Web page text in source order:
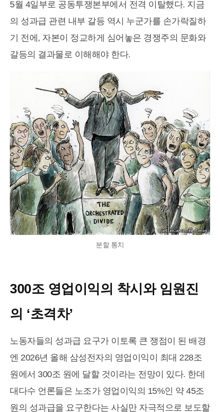
5월 4일부로 공동투쟁본부에서 전격 이탈했다. 지금
의 성과급 관련 내부 갈등 역시 누군가를 손가락질하
기 전에, 자본이 정교하게 심어놓은 경쟁주의 문화와
갈등의 결과물로 이해해야 한다.
분할 통치
300조 영업이익의 착시와 임원진
의 ‘초격차’
노동자들의 성과급 요구가 이토록 큰 쟁점이 된 배경
엔 2026년 올해 삼성전자의 영업이익이 최대 228조
원에서 300조 원에 달할 것이라는 전망이 있다. 한데
대다수 언론들은 노조가 영업이익의 15%인 약 45조
원의 성과급을 요구한다는 사실만 자극적으로 보도할